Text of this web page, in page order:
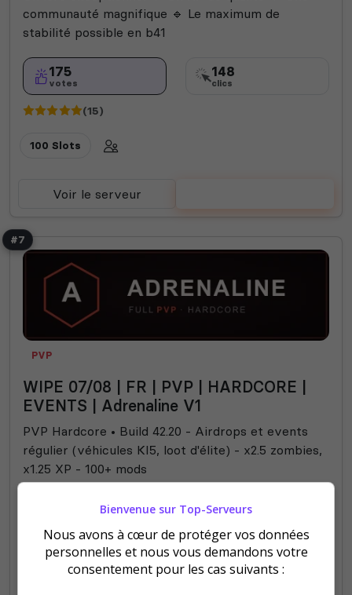
communauté magnifique 🔹 Le maximum de
stabilité possible en b41
175
votes
148
clics
(15)
100 Slots
Voir le serveur
#7
PVP
WIPE 07/08 | FR | PVP | HARDCORE |
EVENTS | Adrenaline V1
PVP Hardcore • Build 42.20 - Airdrops et events
régulier (véhicules KI5, loot d'élite) - x2.5 zombies,
x1.25 XP - 100+ mods
303
(0)
Bienvenue sur Top-Serveurs
Nous avons à cœur de protéger vos données
personnelles et nous vous demandons votre
consentement pour les cas suivants :